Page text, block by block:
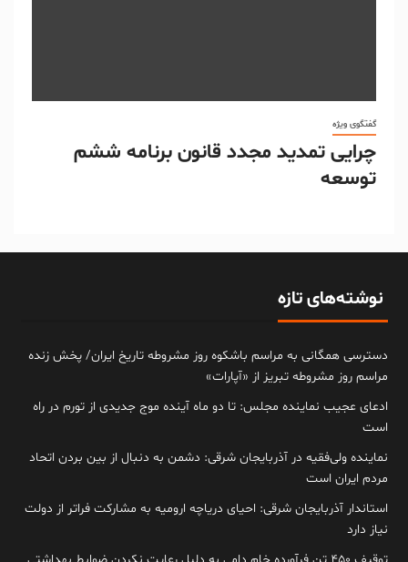
گفتگوی ویژه
چرایی تمدید مجدد قانون برنامه ششم
توسعه
نوشته‌های تازه
دسترسی همگانی به مراسم باشکوه روز مشروطه تاریخ ایران/ پخش زنده
مراسم روز مشروطه تبریز از «آپارات»
ادعای عجیب نماینده مجلس: تا دو ماه آینده موج جدیدی از تورم در راه
است
نماینده ولی‌فقیه در آذربایجان شرقی: دشمن به دنبال از بین بردن اتحاد
مردم ایران است
استاندار آذربایجان شرقی: احیای دریاچه ارومیه به مشارکت فراتر از دولت
نیاز دارد